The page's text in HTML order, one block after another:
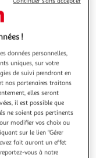
à
!
données personnelles,
uniques, sur votre
de suivi prendront en
nos partenaires traitons
elles seront
il est possible que
ne soient pas pertinents
modifier vos choix ou
sur le lien "Gérer
avez fait auront un effet
vous à notre